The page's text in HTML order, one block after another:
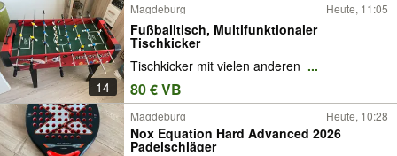
14
Magdeburg Heute, 11:05
Fußballtisch, Multifunktionaler
Tischkicker
Tischkicker mit vielen anderen ...
80 € VB
Magdeburg Heute, 10:28
Nox Equation Hard Advanced 2026
Padelschläger